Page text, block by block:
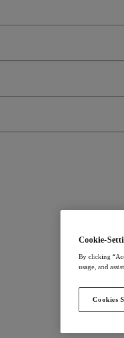
Cookie-
By clicking
usage, and
Cookies